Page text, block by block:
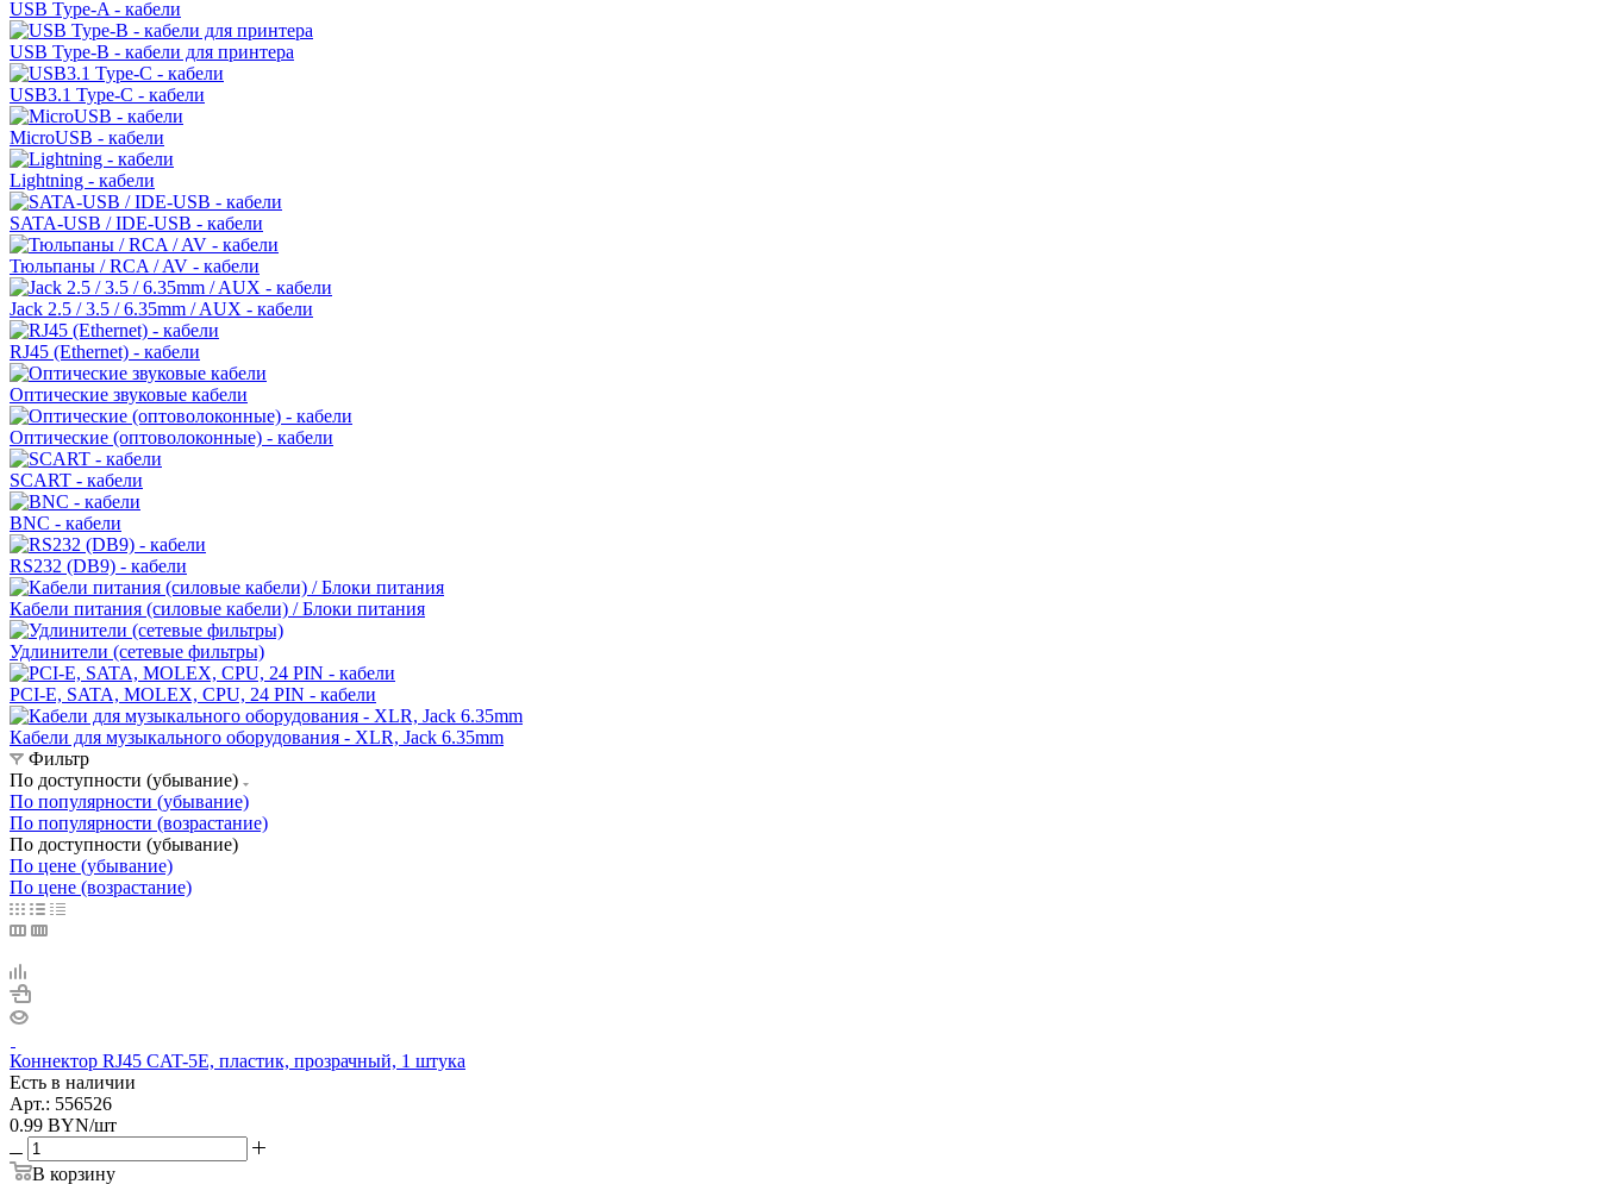
USB Type-A - кабели
USB Type-B - кабели для принтера
USB3.1 Type-C - кабели
MicroUSB - кабели
Lightning - кабели
SATA-USB / IDE-USB - кабели
Тюльпаны / RCA / AV - кабели
Jack 2.5 / 3.5 / 6.35mm / AUX - кабели
RJ45 (Ethernet) - кабели
Оптические звуковые кабели
Оптические (оптоволоконные) - кабели
SCART - кабели
BNC - кабели
RS232 (DB9) - кабели
Кабели питания (силовые кабели) / Блоки питания
Удлинители (сетевые фильтры)
PCI-E, SATA, MOLEX, CPU, 24 PIN - кабели
Кабели для музыкального оборудования - XLR, Jack 6.35mm
Фильтр
По доступности (убывание)
По популярности (убывание)
По популярности (возрастание)
По доступности (убывание)
По цене (убывание)
По цене (возрастание)
Коннектор RJ45 CAT-5E, пластик, прозрачный, 1 штука
Есть в наличии
Арт.: 556526
0.99 BYN/шт
В корзину